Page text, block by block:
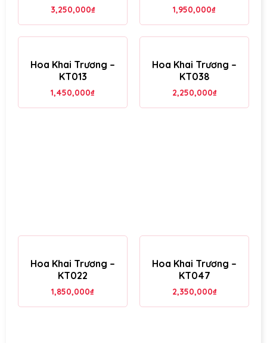
3,250,000₫ 1,950,000₫
Hoa Khai Trương –
KT013
1,450,000₫
Hoa Khai Trương –
KT038
2,250,000₫
Hoa Khai Trương –
KT022
1,850,000₫
Hoa Khai Trương –
KT047
2,350,000₫